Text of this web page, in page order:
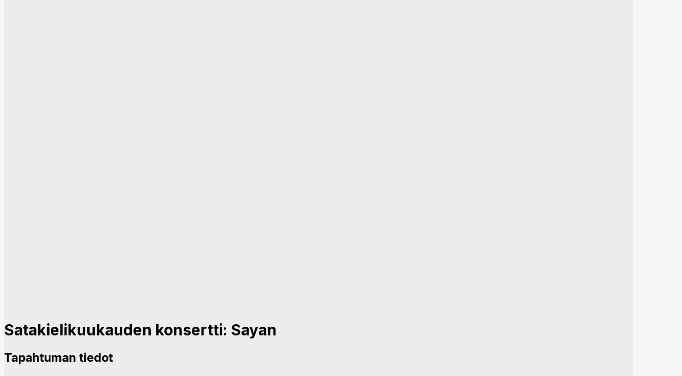
Satakielikuukauden konsertti: Sayan
Tapahtuman tiedot